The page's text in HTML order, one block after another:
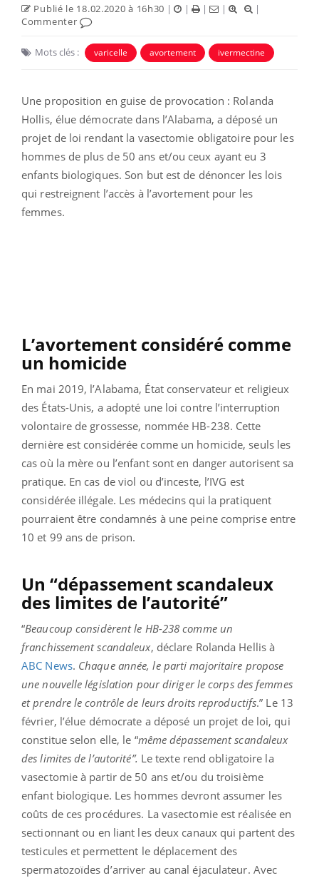
Publié le 18.02.2020 à 16h30 | | | |
|
Commenter
Mots clés : varicelle avortement ivermectine
Une proposition en guise de provocation : Rolanda
Hollis, élue démocrate dans l’Alabama, a déposé un
projet de loi rendant la vasectomie obligatoire pour les
hommes de plus de 50 ans et/ou ceux ayant eu 3
enfants biologiques. Son but est de dénoncer les lois
qui restreignent l’accès à l’avortement pour les
femmes.
L’avortement considéré comme
un homicide
En mai 2019, l’Alabama, État conservateur et religieux
des États-Unis, a adopté une loi contre l’interruption
volontaire de grossesse, nommée HB-238. Cette
dernière est considérée comme un homicide, seuls les
cas où la mère ou l’enfant sont en danger autorisent sa
pratique. En cas de viol ou d’inceste, l’IVG est
considérée illégale. Les médecins qui la pratiquent
pourraient être condamnés à une peine comprise entre
10 et 99 ans de prison.
Un “dépassement scandaleux
des limites de l’autorité”
“Beaucoup considèrent le HB-238 comme un
franchissement scandaleux, déclare Rolanda Hellis à
ABC News. Chaque année, le parti majoritaire propose
une nouvelle législation pour diriger le corps des femmes
et prendre le contrôle de leurs droits reproductifs.” Le 13
février, l’élue démocrate a déposé un projet de loi, qui
constitue selon elle, le “même dépassement scandaleux
des limites de l’autorité”. Le texte rend obligatoire la
vasectomie à partir de 50 ans et/ou du troisième
enfant biologique. Les hommes devront assumer les
coûts de ces procédures. La vasectomie est réalisée en
sectionnant ou en liant les deux canaux qui partent des
testicules et permettent le déplacement des
spermatozoïdes d’arriver au canal éjaculateur. Avec